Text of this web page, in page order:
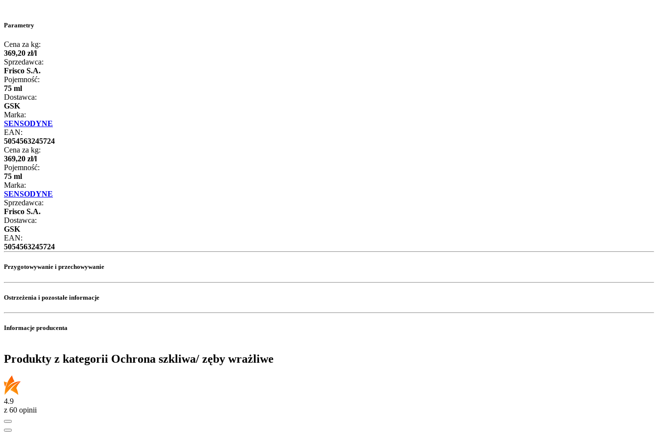
Parametry
Cena za kg:
369,20 zł/l
Sprzedawca:
Frisco S.A.
Pojemność:
75 ml
Dostawca:
GSK
Marka:
SENSODYNE
EAN:
5054563245724
Cena za kg:
369,20 zł/l
Pojemność:
75 ml
Marka:
SENSODYNE
Sprzedawca:
Frisco S.A.
Dostawca:
GSK
EAN:
5054563245724
Przygotowywanie i przechowywanie
Ostrzeżenia i pozostałe informacje
Informacje producenta
Produkty z kategorii Ochrona szkliwa/ zęby wrażliwe
4.9
z 60 opinii